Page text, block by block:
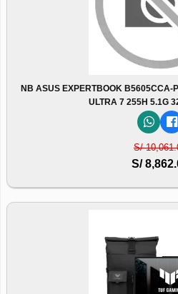
NB ASUS EXPERTBOOK B5605CCA-
ULTRA 7 255H 5.1G
S/
S/